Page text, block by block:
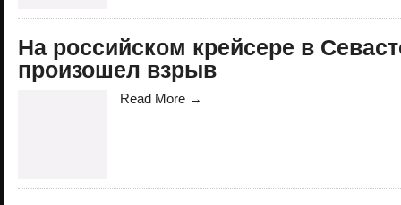
На российском крейсере в
произошел взрыв
Read More →